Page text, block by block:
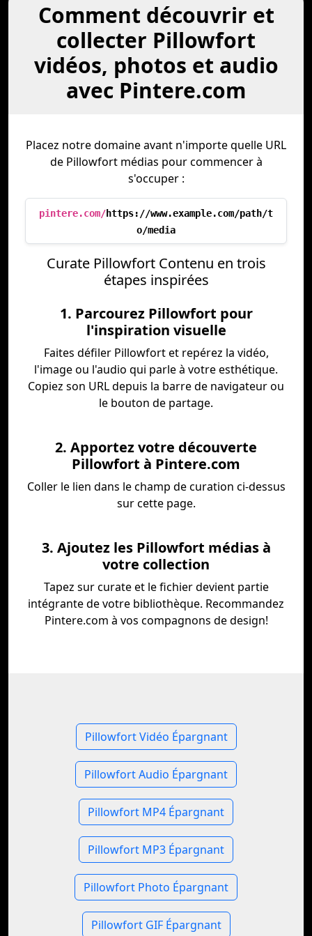
Comment découvrir et
collecter Pillowfort
vidéos, photos et audio
avec Pintere.com
Placez notre domaine avant n'importe quelle URL
de Pillowfort médias pour commencer à
s'occuper :
pintere.com/https://www.example.com/path/t
o/media
Curate Pillowfort Contenu en trois
étapes inspirées
1. Parcourez Pillowfort pour
l'inspiration visuelle
Faites défiler Pillowfort et repérez la vidéo,
l'image ou l'audio qui parle à votre esthétique.
Copiez son URL depuis la barre de navigateur ou
le bouton de partage.
2. Apportez votre découverte
Pillowfort à Pintere.com
Coller le lien dans le champ de curation ci-dessus
sur cette page.
3. Ajoutez les Pillowfort médias à
votre collection
Tapez sur curate et le fichier devient partie
intégrante de votre bibliothèque. Recommandez
Pintere.com à vos compagnons de design!
Pillowfort Vidéo Épargnant
Pillowfort Audio Épargnant
Pillowfort MP4 Épargnant
Pillowfort MP3 Épargnant
Pillowfort Photo Épargnant
Pillowfort GIF Épargnant